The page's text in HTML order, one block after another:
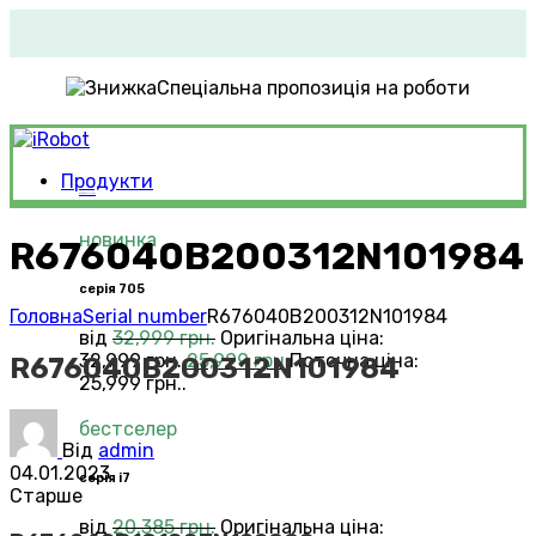
Спеціальна пропозиція на роботи
Продукти
новинка
серія 705
від 32,999грн. Оригінальна ціна:
32,999 грн..25,999грн.Поточна ціна:
25,999 грн..
бестселер
серія i7
від 20,385грн. Оригінальна ціна:
R676040B200312N101984
ГоловнаSerial numberR676040B200312N101984
R676040B200312N101984
Від admin
04.01.2023
Старше